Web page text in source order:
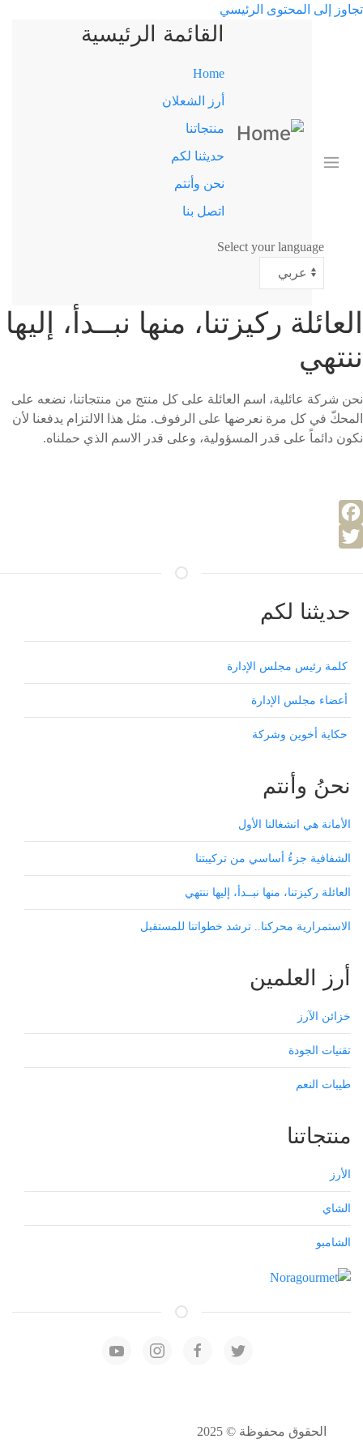
تجاوز إلى المحتوى الرئيسي
القائمة الرئيسية
Home
أرز الشعلان
منتجاتنا
حديثنا لكم
نحن وأنتم
اتصل بنا
Select your language
العائلة ركيزتنا، منها نبــدأ، إليها
ننتهي
نحن شركة عائلية، اسم العائلة على كل منتج من منتجاتنا، نضعه على
المحكّ في كل مرة نعرضها على الرفوف. مثل هذا الالتزام يدفعنا لأن
نكون دائماً على قدر المسؤولية، وعلى قدر الاسم الذي حملناه.
Facebook
حديثنا لكم
كلمة رئيس مجلس الإدارة
أعضاء مجلس الإدارة
حكاية أخوين وشركة
نحنُ وأنتم
الأمانة هي انشغالنا الأول
الشفافية جزءُ أساسي من تركيبتنا
العائلة ركيزتنا، منها نبــدأ، إليها ننتهي
الاستمرارية محركنا.. ترشد خطواتنا للمستقبل
أرز العلمين
خزائن الآرز
تقنيات الجودة
طيبات النعم
منتجاتنا
الأرز
الشاي
الشامبو
الحقوق محفوظة © 2025